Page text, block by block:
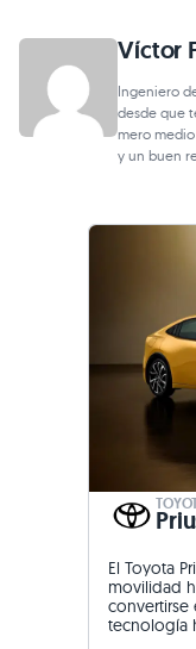
Víctor
Ingeniero
desde que
mero
y un buen
El Toyota
movilidad
convertirse
tecnología